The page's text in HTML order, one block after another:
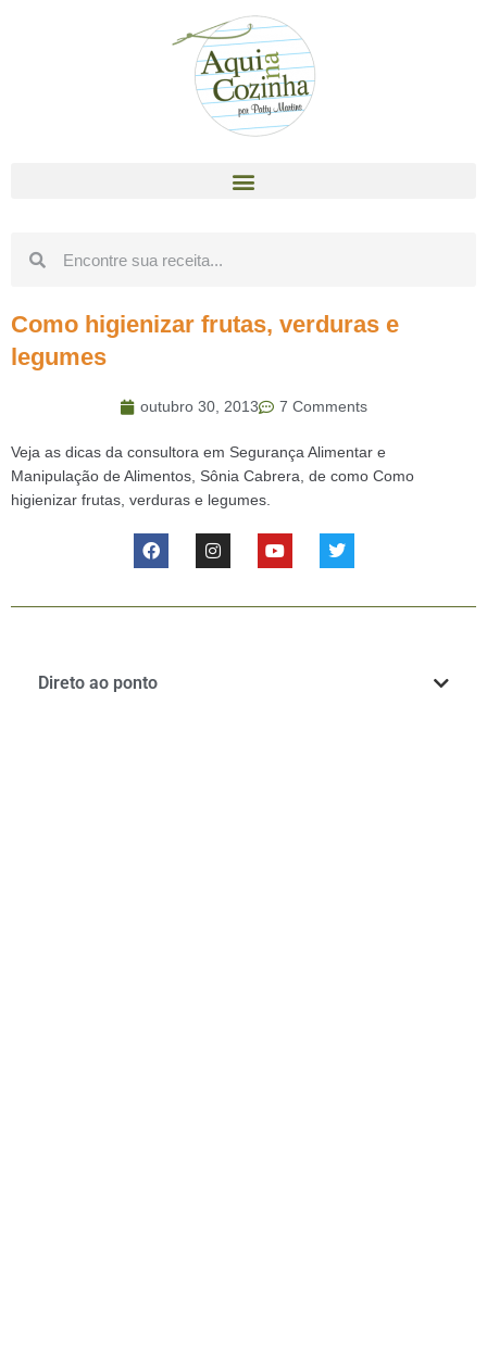
Como higienizar frutas, verduras e
legumes
outubro 30, 2013 7 Comments
Veja as dicas da consultora em Segurança Alimentar e
Manipulação de Alimentos, Sônia Cabrera, de como Como
higienizar frutas, verduras e legumes.
Direto ao ponto